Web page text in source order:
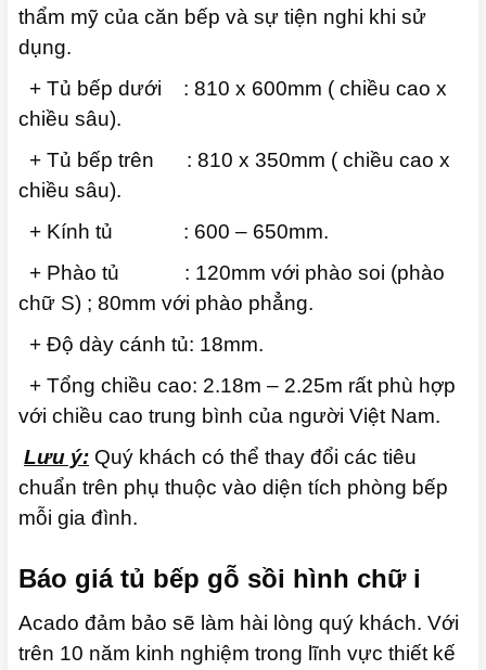
thẩm mỹ của căn bếp và sự tiện nghi khi sử
dụng.
+ Tủ bếp dưới : 810 x 600mm ( chiều cao x
chiều sâu).
+ Tủ bếp trên : 810 x 350mm ( chiều cao x
chiều sâu).
+ Kính tủ : 600 – 650mm.
+ Phào tủ : 120mm với phào soi (phào
chữ S) ; 80mm với phào phẳng.
+ Độ dày cánh tủ: 18mm.
+ Tổng chiều cao: 2.18m – 2.25m rất phù hợp
với chiều cao trung bình của người Việt Nam.
Lưu ý: Quý khách có thể thay đổi các tiêu
chuẩn trên phụ thuộc vào diện tích phòng bếp
mỗi gia đình.
Báo giá tủ bếp gỗ sồi hình chữ i
Acado đảm bảo sẽ làm hài lòng quý khách. Với
trên 10 năm kinh nghiệm trong lĩnh vực thiết kế